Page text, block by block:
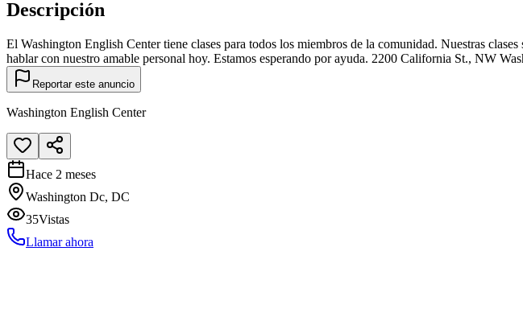
Descripción
El Washington English Center tiene clases para todos los miembros de la comunidad. Nuestras
hablar con nuestro amable personal hoy. Estamos esperando por ayuda. 2200 California St., NW
Reportar este anuncio
Washington English Center
Hace 2 meses
Washington Dc, DC
35Vistas
Llamar ahora